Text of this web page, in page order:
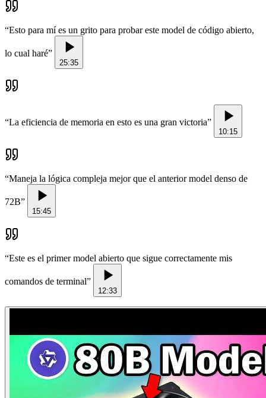
“Esto para mí es un grito para probar este model de código abierto,
lo cual haré”
25:35
“La eficiencia de memoria en esto es una gran victoria”
10:15
“Maneja la lógica compleja mejor que el anterior model denso de
72B”
15:45
“Este es el primer model abierto que sigue correctamente mis
comandos de terminal”
12:33